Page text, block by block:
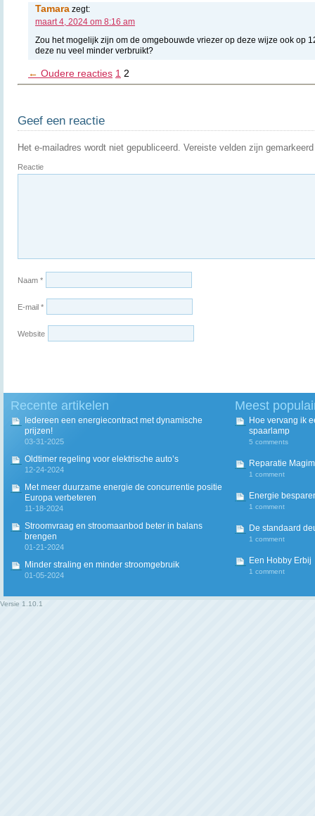
Tamara zegt:
maart 4, 2024 om 8:16 am
Zou het mogelijk zijn om de omgebouwde vriezer op deze wijze ook op
deze nu veel minder verbruikt?
← Oudere reacties 1 2
Geef een reactie
Het e-mailadres wordt niet gepubliceerd. Vereiste velden zijn
Reactie
Naam *
E-mail *
Website
Recente artikelen
Iedereen een energiecontract met dynamische
prijzen!
03-31-2025
Oldtimer regeling voor elektrische auto’s
12-24-2024
Met meer duurzame energie de concurrentie positie
Europa verbeteren
11-18-2024
Stroomvraag en stroomaanbod beter in balans
brengen
01-21-2024
Minder straling en minder stroomgebruik
01-05-2024
Meest
Hoe vervang ik
spaarlamp
5 comments
Reparatie
1 comment
Energie
1 comment
De standaard
1 comment
Een Hobby Erbij
1 comment
Versie 1.10.1